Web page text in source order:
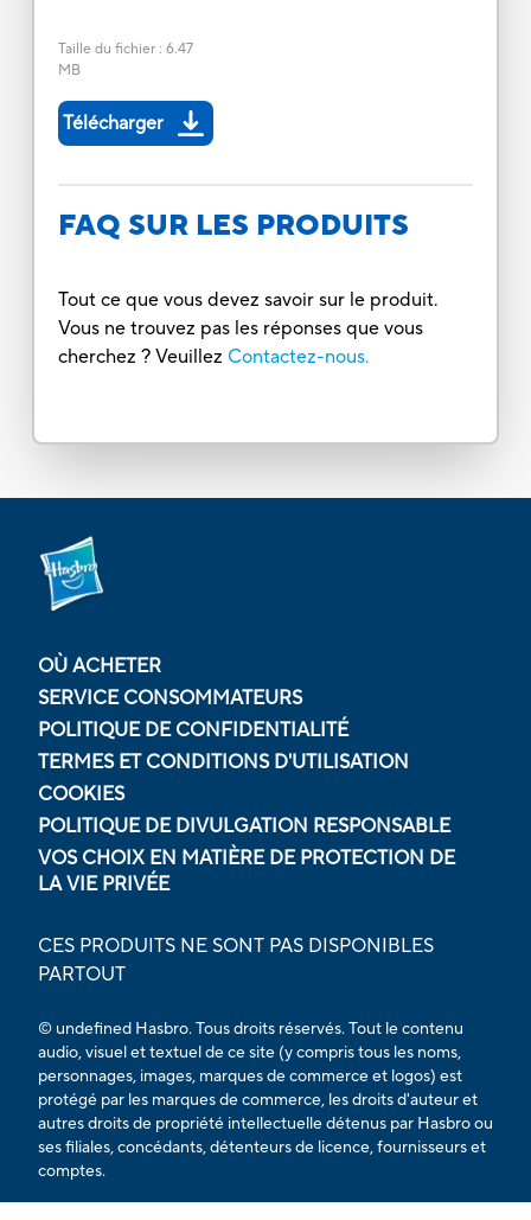
Taille du fichier: 6.47
MB
Télécharger
FAQ SUR LES PRODUITS
Tout ce que vous devez savoir sur le produit.
Vous ne trouvez pas les réponses que vous
cherchez ? Veuillez Contactez-nous.
OÙ ACHETER
SERVICE CONSOMMATEURS
POLITIQUE DE CONFIDENTIALITÉ
TERMES ET CONDITIONS D'UTILISATION
COOKIES
POLITIQUE DE DIVULGATION RESPONSABLE
VOS CHOIX EN MATIÈRE DE PROTECTION DE
LA VIE PRIVÉE
CES PRODUITS NE SONT PAS DISPONIBLES
PARTOUT
© undefined Hasbro. Tous droits réservés. Tout le contenu
audio, visuel et textuel de ce site (y compris tous les noms,
personnages, images, marques de commerce et logos) est
protégé par les marques de commerce, les droits d'auteur et
autres droits de propriété intellectuelle détenus par Hasbro ou
ses filiales, concédants, détenteurs de licence, fournisseurs et
comptes.